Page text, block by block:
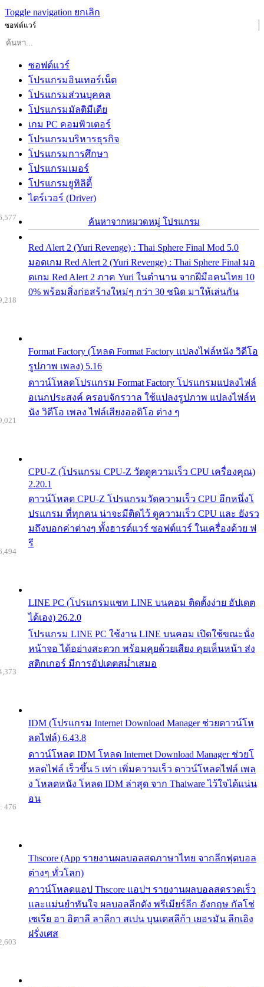
Toggle navigation ยกเลิก
ซอฟต์แวร์
ซอฟต์แวร์
โปรแกรมอินเทอร์เน็ต
โปรแกรมส่วนบุคคล
โปรแกรมมัลติมีเดีย
เกม PC คอมพิวเตอร์
โปรแกรมบริหารธุรกิจ
โปรแกรมการศึกษา
โปรแกรมเมอร์
โปรแกรมยูทิลิตี้
ไดร์เวอร์ (Driver)
ค้นหาจากหมวดหมู่ โปรแกรม
Red Alert 2 (Yuri Revenge) : Thai Sphere Final Mod 5.0
มอดเกม Red Alert 2 (Yuri Revenge) : Thai Sphere Final มอ
ดเกม Red Alert 2 ภาค Yuri ในตำนาน จากฝีมือคนไทย 10
0% พร้อมสิ่งก่อสร้างใหม่ๆ กว่า 30 ชนิด มาให้เล่นกัน
Format Factory (โหลด Format Factory แปลงไฟล์หนัง วิดีโอ
รูปภาพ เพลง) 5.16
ดาวน์โหลดโปรแกรม Format Factory โปรแกรมแปลงไฟล์
อเนกประสงค์ ครอบจักรวาล ใช้แปลงรูปภาพ แปลงไฟล์ห
นัง วิดีโอ เพลง ไฟล์เสียงออดิโอ ต่าง ๆ
CPU-Z (โปรแกรม CPU-Z วัดดูความเร็ว CPU เครื่องคุณ)
2.20.1
ดาวน์โหลด CPU-Z โปรแกรมวัดความเร็ว CPU อีกหนึ่งโ
ปรแกรม ที่ทุกคน น่าจะมีติดไว้ ดูความเร็ว CPU และ ยังรว
มถึงบอกค่าต่างๆ ทั้งฮารด์แวร์ ซอฟต์แวร์ ในเครื่องด้วย ฟ
รี
LINE PC (โปรแกรมแชท LINE บนคอม ติดตั้งง่าย อัปเดต
ได้เอง) 26.2.0
โปรแกรม LINE PC ใช้งาน LINE บนคอม เปิดใช้ขณะนั่ง
หน้าจอ ได้อย่างสะดวก พร้อมคุยด้วยเสียง คุยเห็นหน้า ส่ง
สติกเกอร์ มีการอัปเดตสม่ำเสมอ
IDM (โปรแกรม Internet Download Manager ช่วยดาวน์โห
ลดไฟล์) 6.43.8
ดาวน์โหลด IDM โหลด Internet Download Manager ช่วยโ
หลดไฟล์ เร็วขึ้น 5 เท่า เพิ่มความเร็ว ดาวน์โหลดไฟล์ เพล
ง โหลดหนัง โหลด IDM ล่าสุด จาก Thaiware ไว้ใจได้แน่น
อน
Thscore (App รายงานผลบอลสดภาษาไทย จากลีกฟุตบอล
ต่างๆ ทั่วโลก)
ดาวน์โหลดแอป Thscore แอปฯ รายงานผลบอลสดรวดเร็ว
และแม่นยำทันใจ ผลบอลลีกดัง พรีเมียร์ลีก อังกฤษ กัลโช่
เซเรีย อา อิตาลี ลาลีกา สเปน บุนเดสลีก้า เยอรมัน ลีกเอิง
ฝรั่งเศส
476